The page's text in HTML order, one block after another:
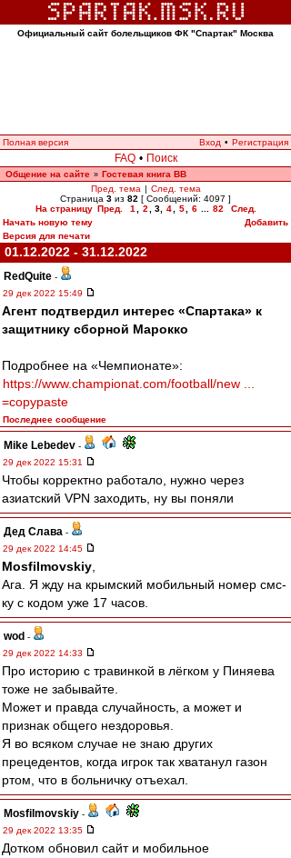
Официальный сайт болельщиков ФК "Спартак" Москва
Полная версия Вход • Регистрация
FAQ • Поиск
Общение на сайте » Гостевая книга ВВ
Пред. тема | След. тема
Страница 3 из 82 [ Сообщений: 4097 ]
На страницу Пред. 1 2 3, 4 5 6 82
След.
Начать новую тему
Добавить
Версия для печати
01.12.2022 - 31.12.2022
RedQuite -
29 дек 2022 15:49
Агент подтвердил интерес «Спартака» к
защитнику сборной Марокко
Подробнее на «Чемпионате»:
https://www.championat.com/football/new ...
=copypaste
Последнее сообщение
Mike Lebedev -
29 дек 2022 15:31
Чтобы корректно работало, нужно через
азиатский VPN заходить, ну вы поняли
Дед Слава -
29 дек 2022 14:45
Mosfilmovskiy
Ага. Я жду на крымский мобильный номер смс-
ку с кодом уже 17 часов.
wod -
29 дек 2022 14:33
Про историю с травинкой в лёгком у Пиняева
тоже не забывайте.
Может и правда случайность, а может и
признак общего нездоровья.
Я во всяком случае не знаю других
прецедентов, когда игрок так хватанул газон
ртом, что в больничку отъехал.
Mosfilmovskiy -
29 дек 2022 13:35
Дотком обновил сайт и мобильное